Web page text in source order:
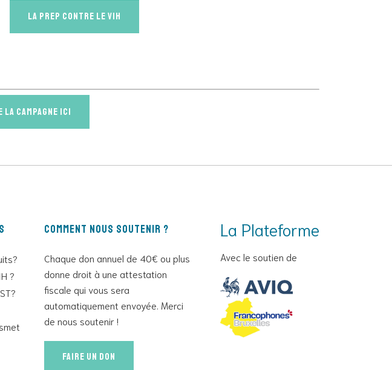
La PrEP contre le VIH
campagne ici
?
Comment nous soutenir ?
Chaque don annuel de 40€ ou plus
donne droit à une attestation
fiscale qui vous sera
automatiquement envoyée. Merci
de nous soutenir !
Faire un don
La Plateforme
Avec le soutien de